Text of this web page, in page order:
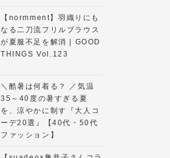
【normment】羽織りにも
なる二刀流フリルブラウス
が夏服不足を解消 | GOOD
THINGS Vol.123
＼酷暑は何着る？ ／気温
35～40度の暑すぎる夏
を、涼やかに制す『大人コ
ーデ20選』【40代・50代
ファッション】